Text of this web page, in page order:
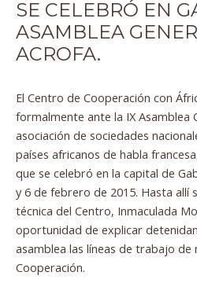
SE CELEBRÓ EN
ASAMBLEA
ACROFA.
El Centro de Cooperación con
formalmente ante la IX Asamblea
asociación de sociedades
países africanos de habla
que se celebró en la capital de
y 6 de febrero de 2015. Hasta allí
técnica del Centro, Inmaculada
oportunidad de explicar
asamblea las líneas de trabajo
Cooperación.